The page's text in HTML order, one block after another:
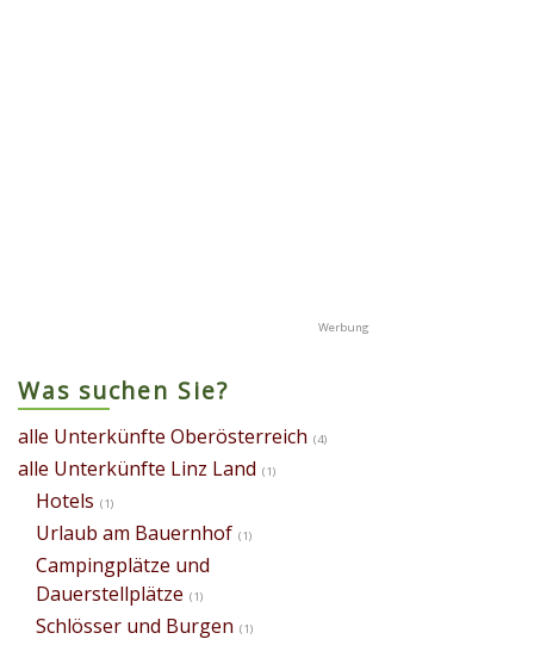
Was suchen Sie?
alle Unterkünfte Oberösterreich (4)
alle Unterkünfte Linz Land (1)
Hotels (1)
Urlaub am Bauernhof (1)
Campingplätze und
Dauerstellplätze (1)
Schlösser und Burgen (1)